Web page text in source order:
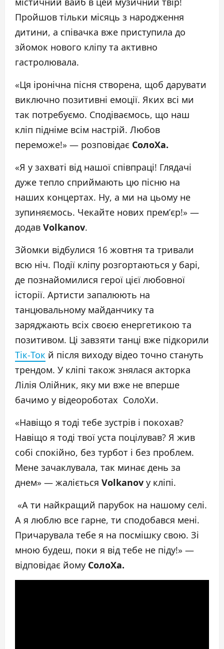
Пройшов тільки місяць з народження
дитини, а співачка вже приступила до
зйомок нового кліпу та активно
гастролювала.
«Ця іронічна пісня створена, щоб дарувати
виключно позитивні емоції. Яких всі ми
так потребуємо. Сподіваємось, що наш
кліп підніме всім настрій. Любов
переможе!» — розповідає СолоХа.
«Я у захваті від нашої співпраці! Глядачі
дуже тепло сприймають цю пісню на
наших концертах. Ну, а ми на цьому не
зупиняємось. Чекайте нових прем’єр!» —
додав Volkanov.
Зйомки відбулися 16 жовтня та тривали
всю ніч. Події кліпу розгортаються у барі,
де познайомилися герої цієї любовної
історії. Артисти запалюють на
танцювальному майданчику та
заряджають всіх своєю енергетикою та
позитивом. Ці завзяти танці вже підкорили
Тік-Ток й після виходу відео точно стануть
трендом. У кліпі також знялася акторка
Лілія Олійник, яку ми вже не вперше
бачимо у відеороботах СолоХи.
«Навіщо я тоді тебе зустрів і покохав?
Навіщо я тоді твої уста поцілував? Я жив
собі спокійно, без турбот і без проблем.
Мене зачаклувала, так минає день за
днем» — жаліється Volkanov у кліпі.
«А ти найкращий парубок на нашому селі.
А я люблю все гарне, ти сподобався мені.
Причарувала тебе я на посмішку свою. Зі
мною будеш, поки я від тебе не піду!» —
відповідає йому СолоХа.